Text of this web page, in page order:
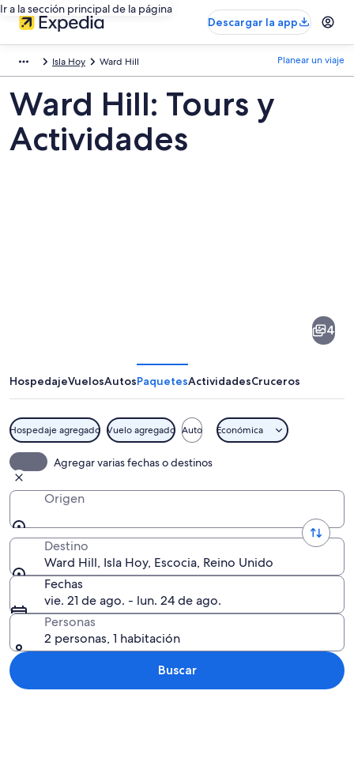
Ir a la sección principal de la página
Descargar la app
Isla Hoy Ward Hill Planear un viaje
Ward Hill: Tours y
Actividades
4
HospedajeVuelosAutosPaquetesActividadesCruceros
Hospedaje agregado Vuelo agregado Auto Económica
Agregar varias fechas o destinos
Origen
Destino
Ward Hill, Isla Hoy, Escocia, Reino Unido
Fechas
vie. 21 de ago. - lun. 24 de ago.
Personas
2 personas, 1 habitación
Buscar